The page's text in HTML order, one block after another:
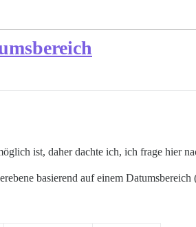
ist, daher dachte ich, ich frage hier
basierend auf einem